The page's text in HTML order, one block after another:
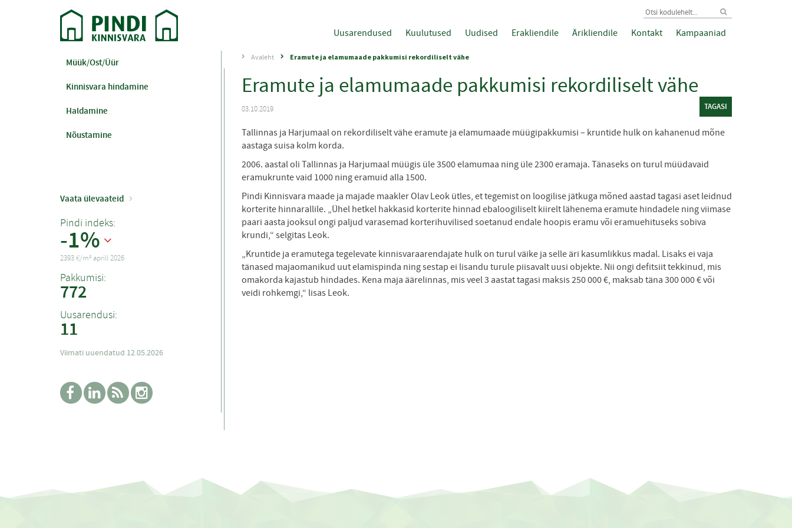
Uusarendused Kuulutused Uudised Erakliendile Ärikliendile Kontakt Kampaaniad
Müük/Ost/Üür
Kinnisvara hindamine
Haldamine
Nõustamine
Vaata ülevaateid
Pindi indeks:
-1%
2393 €/m² aprill 2026
Pakkumisi:
772
Uusarendusi:
11
Viimati uuendatud 12.05.2026
Avaleht Eramute ja elamumaade pakkumisi rekordiliselt vähe
Eramute ja elamumaade pakkumisi rekordiliselt vähe
03.10.2019 TAGASI
Tallinnas ja Harjumaal on rekordiliselt vähe eramute ja elamumaade müügipakkumisi – kruntide hulk on kahanenud mõne
aastaga suisa kolm korda.
2006. aastal oli Tallinnas ja Harjumaal müügis üle 3500 elamumaa ning üle 2300 eramaja. Tänaseks on turul müüdavaid
eramukrunte vaid 1000 ning eramuid alla 1500.
Pindi Kinnisvara maade ja majade maakler Olav Leok ütles, et tegemist on loogilise jätkuga mõned aastad tagasi aset leidnud
korterite hinnarallile. „Ühel hetkel hakkasid korterite hinnad ebaloogiliselt kiirelt lähenema eramute hindadele ning viimase
paari aasta jooksul ongi paljud varasemad korterihuvilised soetanud endale hoopis eramu või eramuehituseks sobiva
krundi,“ selgitas Leok.
„Kruntide ja eramutega tegelevate kinnisvaraarendajate hulk on turul väike ja selle äri kasumlikkus madal. Lisaks ei vaja
tänased majaomanikud uut elamispinda ning sestap ei lisandu turule piisavalt uusi objekte. Nii ongi defitsiit tekkinud, mis
omakorda kajastub hindades. Kena maja äärelinnas, mis veel 3 aastat tagasi maksis 250 000 €, maksab täna 300 000 € või
veidi rohkemgi,“ lisas Leok.